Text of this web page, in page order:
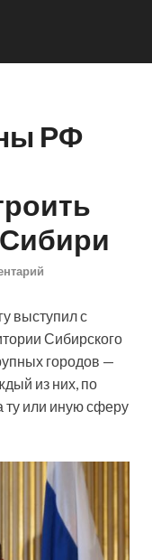
РФ
выступил с
Сибирского
городов —
из них, по
ту или иную сферу